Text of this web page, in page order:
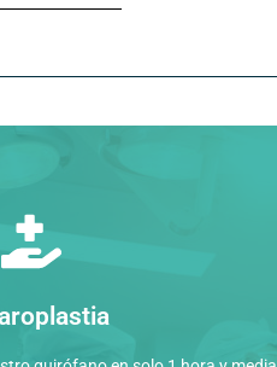
2 quirófanos
para la práctica de esta operación